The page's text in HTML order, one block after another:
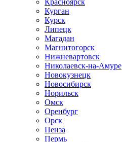
Красноярск
Курган
Курск
Липецк
Магадан
Магнитогорск
Нижневартовск
Николаевск-на-Амуре
Новокузнецк
Новосибирск
Норильск
Омск
Оренбург
Орск
Пенза
Пермь